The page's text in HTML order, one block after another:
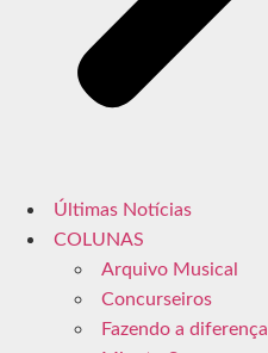
Últimas Notícias
COLUNAS
Arquivo Musical
Concurseiros
Fazendo a diferença